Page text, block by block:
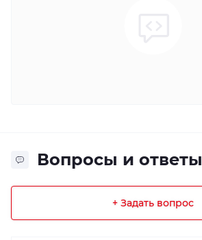
Вопросы и ответы
+ Задать вопрос